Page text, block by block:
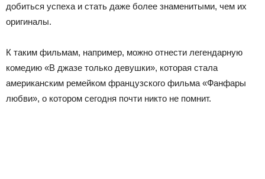
добиться успеха и стать даже более знаменитыми, чем их
оригиналы.
К таким фильмам, например, можно отнести легендарную
комедию «В джазе только девушки», которая стала
американским ремейком французского фильма «Фанфары
любви», о котором сегодня почти никто не помнит.